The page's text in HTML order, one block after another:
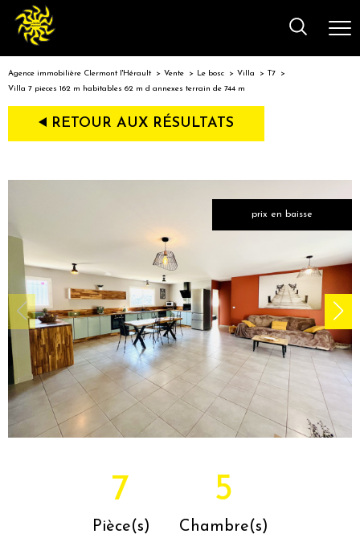
Agence immobilière Clermont l'Hérault Vente Le bosc Villa T7
Villa 7 pieces 162 m habitables 62 m d annexes terrain de 744 m
RETOUR AUX RÉSULTATS
prix en baisse
7
Pièce(s)
5
Chambre(s)